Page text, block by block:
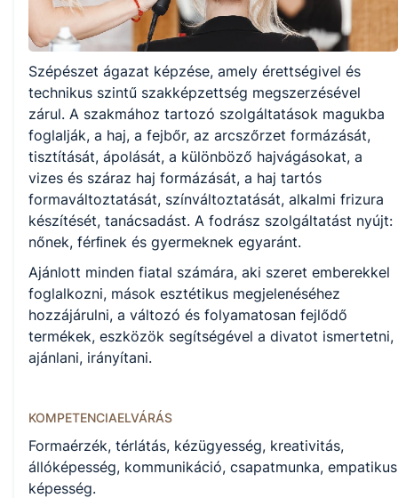
Választható szakmairányok:
Nem válaszható
KKK/PTT
KKK letöltése (pdf)
PTT letöltése (pdf)
Okleveles technikusképzés
A képzést indító intézményeink
Szépészet ágazat képzése, amely érettségivel és
technikus szintű szakképzettség megszerzésével
zárul. A szakmához tartozó szolgáltatások magukba
foglalják, a haj, a fejbőr, az arcszőrzet formázását,
tisztítását, ápolását, a különböző hajvágásokat, a
vizes és száraz haj formázását, a haj tartós
formaváltoztatását, színváltoztatását, alkalmi frizura
készítését, tanácsadást. A fodrász szolgáltatást nyújt:
nőnek, férﬁnek és gyermeknek egyaránt.
Ajánlott minden fiatal számára, aki szeret emberekkel
foglalkozni, mások esztétikus megjelenéséhez
hozzájárulni, a változó és folyamatosan fejlődő
termékek, eszközök segítségével a divatot ismertetni,
ajánlani, irányítani.
KOMPETENCIAELVÁRÁS
Formaérzék, térlátás, kézügyesség, kreativitás,
állóképesség, kommunikáció, csapatmunka, empatikus
képesség.